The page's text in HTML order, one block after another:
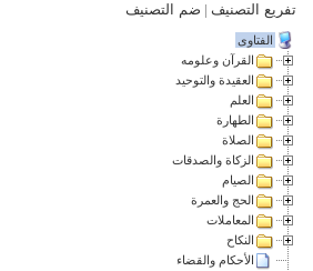
تفريع التصنيف | ضم التصنيف
الفتاوى
القرآن وعلومه
العقيدة والتوحيد
العلم
الطهارة
الصلاة
الزكاة والصدقات
الصيام
الحج والعمرة
المعاملات
النكاح
الأحكام والقضاء